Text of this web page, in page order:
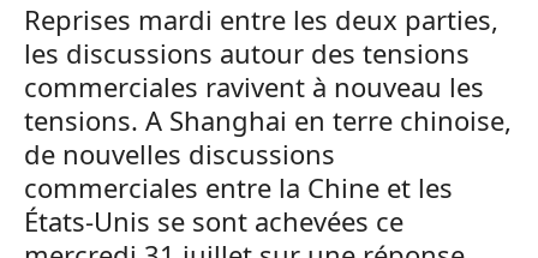
Reprises mardi entre les deux parties,
les discussions autour des tensions
commerciales ravivent à nouveau les
tensions. A Shanghai en terre chinoise,
de nouvelles discussions
commerciales entre la Chine et les
États-Unis se sont achevées ce